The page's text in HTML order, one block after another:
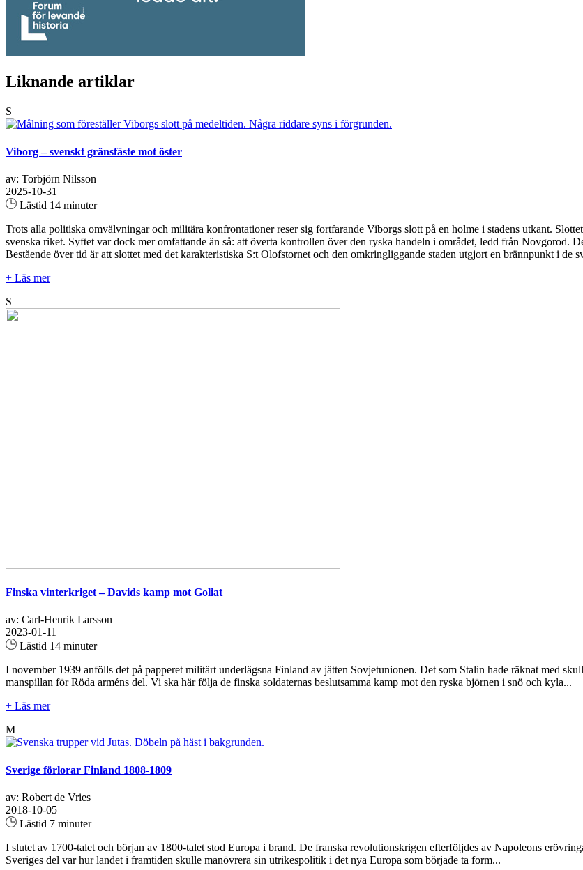
Liknande artiklar
S
Viborg – svenskt gränsfäste mot öster
av: Torbjörn Nilsson
2025-10-31
Lästid 14 minuter
Trots alla politiska omvälvningar och militära konfrontationer reser sig fortfarande Viborgs slott på en holme i stadens utkant.
svenska riket. Syftet var dock mer omfattande än så: att överta kontrollen över den ryska handeln i området, ledd från Novgorod.
Bestående över tid är att slottet med det karakteristiska S:t Olofstornet och den omkringliggande staden utgjort en brännpunkt i de
+ Läs mer
S
Finska vinterkriget – Davids kamp mot Goliat
av: Carl-Henrik Larsson
2023-01-11
Lästid 14 minuter
I november 1939 anfölls det på papperet militärt underlägsna Finland av jätten Sovjetunionen. Det som Stalin hade räknat med
manspillan för Röda arméns del. Vi ska här följa de finska soldaternas beslutsamma kamp mot den ryska björnen i snö och kyla...
+ Läs mer
M
Sverige förlorar Finland 1808-1809
av: Robert de Vries
2018-10-05
Lästid 7 minuter
I slutet av 1700-talet och början av 1800-talet stod Europa i brand. De franska revolutionskrigen efterföljdes av Napoleons
Sveriges del var hur landet i framtiden skulle manövrera sin utrikespolitik i det nya Europa som började ta form...